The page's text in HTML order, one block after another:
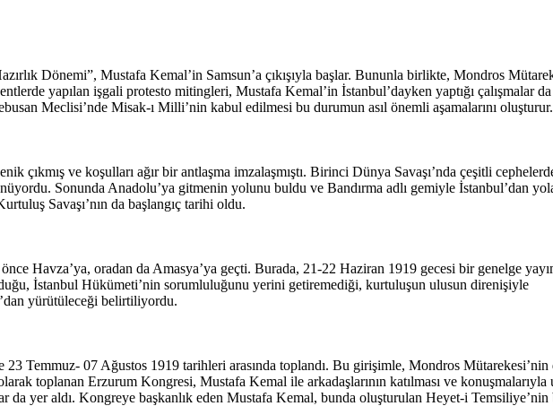
Dönemi”, Mustafa Kemal’in Samsun’a çıkışıyla başlar. Bununla birlikte, Mondros
yapılan işgali protesto mitingleri, Mustafa Kemal’in İstanbul’dayken yaptığı çalışmalar
Meclisi’nde Misak-ı Milli’nin kabul edilmesi bu durumun asıl önemli aşamalarını oluşturur.
çıkmış ve koşulları ağır bir antlaşma imzalaşmıştı. Birinci Dünya Savaşı’nda çeşitli
Sonunda Anadolu’ya gitmenin yolunu buldu ve Bandırma adlı gemiyle İstanbul’dan
Savaşı’nın da başlangıç tarihi oldu.
Havza’ya, oradan da Amasya’ya geçti. Burada, 21-22 Haziran 1919 gecesi bir genelge
İstanbul Hükümeti’nin sorumluluğunu yerini getiremediği, kurtuluşun ulusun direnişiyle
yürütüleceği belirtiliyordu.
Temmuz- 07 Ağustos 1919 tarihleri arasında toplandı. Bu girişimle, Mondros Mütarekesi’nin
toplanan Erzurum Kongresi, Mustafa Kemal ile arkadaşlarının katılması ve
yer aldı. Kongreye başkanlık eden Mustafa Kemal, bunda oluşturulan Heyet-i Temsiliye’nin